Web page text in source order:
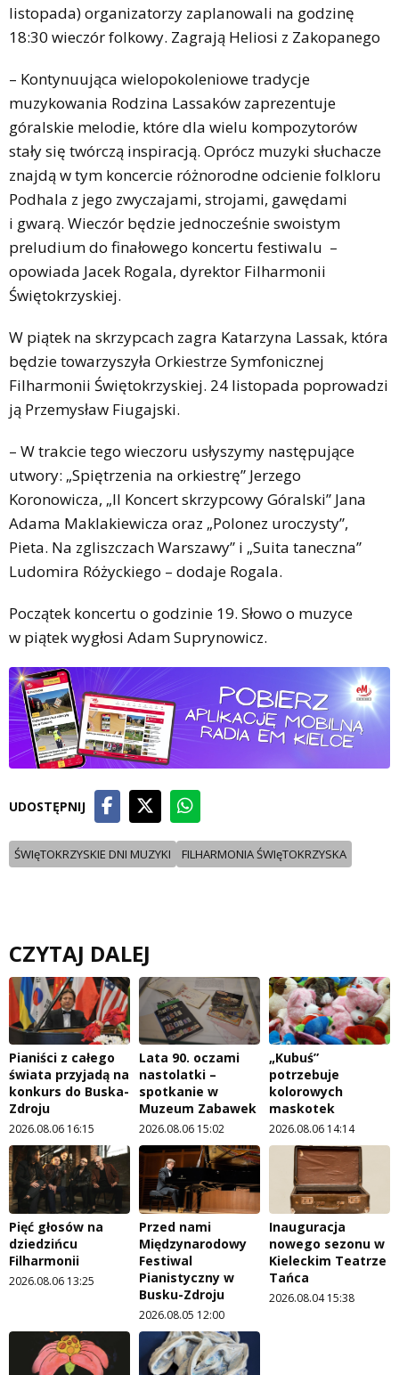
listopada) organizatorzy zaplanowali na godzinę
18:30 wieczór folkowy. Zagrają Heliosi z Zakopanego
– Kontynuująca wielopokoleniowe tradycje
muzykowania Rodzina Lassaków zaprezentuje
góralskie melodie, które dla wielu kompozytorów
stały się twórczą inspiracją. Oprócz muzyki słuchacze
znajdą w tym koncercie różnorodne odcienie folkloru
Podhala z jego zwyczajami, strojami, gawędami
i gwarą. Wieczór będzie jednocześnie swoistym
preludium do finałowego koncertu festiwalu –
opowiada Jacek Rogala, dyrektor Filharmonii
Świętokrzyskiej.
W piątek na skrzypcach zagra Katarzyna Lassak, która
będzie towarzyszyła Orkiestrze Symfonicznej
Filharmonii Świętokrzyskiej. 24 listopada poprowadzi
ją Przemysław Fiugajski.
– W trakcie tego wieczoru usłyszymy następujące
utwory: „Spiętrzenia na orkiestrę” Jerzego
Koronowicza, „II Koncert skrzypcowy Góralski” Jana
Adama Maklakiewicza oraz „Polonez uroczysty”,
Pieta. Na zgliszczach Warszawy” i „Suita taneczna”
Ludomira Różyckiego – dodaje Rogala.
Początek koncertu o godzinie 19. Słowo o muzyce
w piątek wygłosi Adam Suprynowicz.
UDOSTĘPNIJ
ŚWIęTOKRZYSKIE DNI MUZYKI FILHARMONIA ŚWIęTOKRZYSKA
CZYTAJ DALEJ
Pianiści z całego
świata przyjadą na
konkurs do Buska-
Zdroju
2026.08.06 16:15
Lata 90. oczami
nastolatki –
spotkanie w
Muzeum Zabawek
2026.08.06 15:02
„Kubuś”
potrzebuje
kolorowych
maskotek
2026.08.06 14:14
Pięć głosów na
dziedzińcu
Filharmonii
2026.08.06 13:25
Przed nami
Międzynarodowy
Festiwal
Pianistyczny w
Busku-Zdroju
2026.08.05 12:00
Inauguracja
nowego sezonu w
Kieleckim Teatrze
Tańca
2026.08.04 15:38